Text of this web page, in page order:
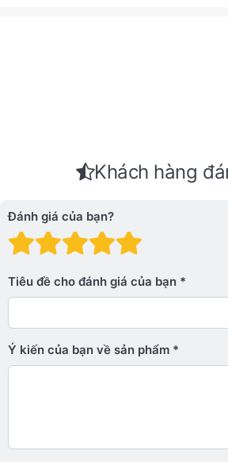
Khách hàng
Đánh giá của bạn?
Đánh giá:
Đánh giá: 3
Đánh giá: 2
Đánh giá: 1 trên 5
Tiêu đề cho đánh giá của bạn
Ý kiến ​​của bạn về sản phẩm